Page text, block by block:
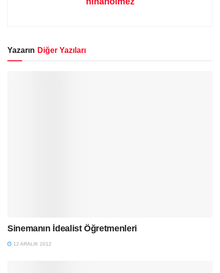
Yazarın Diğer Yazıları
Sinemanın İdealist Öğretmenleri
12 ARALIK 2012